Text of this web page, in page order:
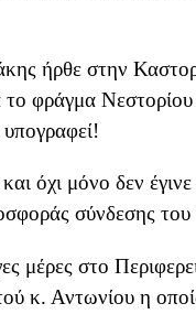
ήρθε στην
φράγμα
όχι μόνο δεν
σύνδεσης
μέρες στο
κ. Αντωνίου η